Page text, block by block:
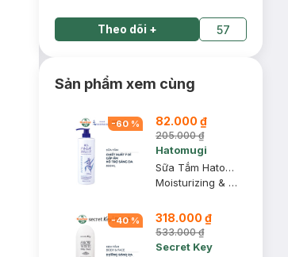
Theo dõi + 57
Sản phẩm xem cùng
-60 % 82.000 ₫
205.000 ₫
Hatomugi
Sữa Tắm Hatomugi Dưỡng Ẩm Chiết Xuất Ý Dĩ 800ml
Moisturizing & Washing The Body Soap
-40% 318.000 ₫
533.000 ₫
Secret Key